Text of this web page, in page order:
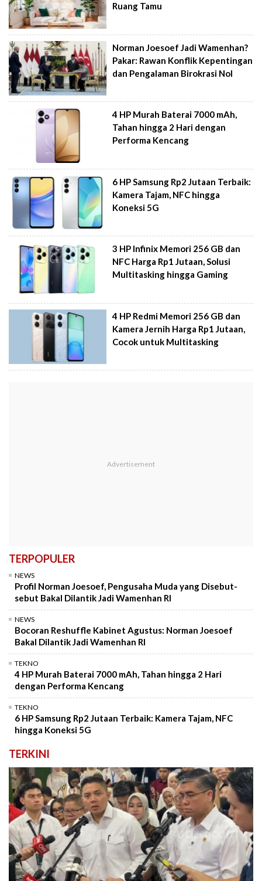
Ruang Tamu
Norman Joesoef Jadi Wamenhan?
Pakar: Rawan Konflik Kepentingan
dan Pengalaman Birokrasi Nol
4 HP Murah Baterai 7000 mAh,
Tahan hingga 2 Hari dengan
Performa Kencang
6 HP Samsung Rp2 Jutaan Terbaik:
Kamera Tajam, NFC hingga
Koneksi 5G
3 HP Infinix Memori 256 GB dan
NFC Harga Rp1 Jutaan, Solusi
Multitasking hingga Gaming
4 HP Redmi Memori 256 GB dan
Kamera Jernih Harga Rp1 Jutaan,
Cocok untuk Multitasking
TERPOPULER
NEWS
Profil Norman Joesoef, Pengusaha Muda yang Disebut-
sebut Bakal Dilantik Jadi Wamenhan RI
NEWS
Bocoran Reshuffle Kabinet Agustus: Norman Joesoef
Bakal Dilantik Jadi Wamenhan RI
TEKNO
4 HP Murah Baterai 7000 mAh, Tahan hingga 2 Hari
dengan Performa Kencang
TEKNO
6 HP Samsung Rp2 Jutaan Terbaik: Kamera Tajam, NFC
hingga Koneksi 5G
TERKINI